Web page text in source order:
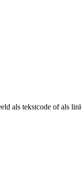
als tekstcode of als